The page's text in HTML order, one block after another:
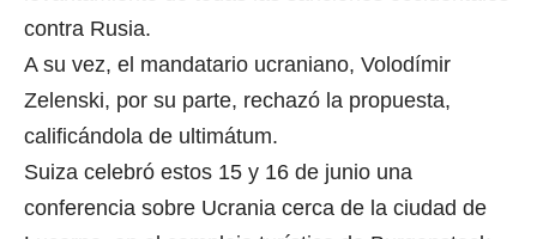
contra Rusia.
A su vez, el mandatario ucraniano, Volodímir
Zelenski, por su parte, rechazó la propuesta,
calificándola de ultimátum.
Suiza celebró estos 15 y 16 de junio una
conferencia sobre Ucrania cerca de la ciudad de